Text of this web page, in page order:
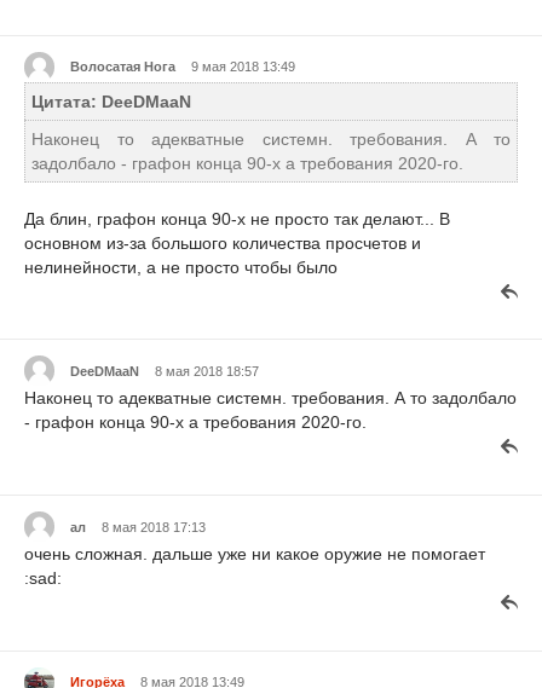
Волосатая Нога 9 мая 2018 13:49
Цитата: DeeDMaaN
Наконец то адекватные системн. требования. А то
задолбало - графон конца 90-х а требования 2020-го.
Да блин, графон конца 90-х не просто так делают... В
основном из-за большого количества просчетов и
нелинейности, а не просто чтобы было
DeeDMaaN 8 мая 2018 18:57
Наконец то адекватные системн. требования. А то задолбало
- графон конца 90-х а требования 2020-го.
ал 8 мая 2018 17:13
очень сложная. дальше уже ни какое оружие не помогает
:sad:
Игорёха 8 мая 2018 13:49